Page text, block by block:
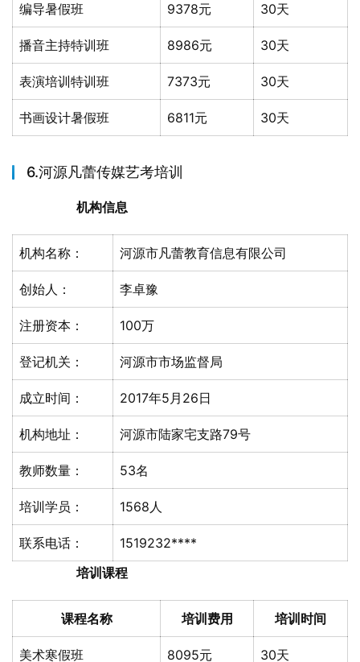
编导暑假班 9378元 30天
播音主持特训班 8986元 30天
表演培训特训班 7373元 30天
书画设计暑假班 6811元 30天
6.河源凡蕾传媒艺考培训
机构信息
机构名称： 河源市凡蕾教育信息有限公司
创始人： 李卓豫
注册资本： 100万
登记机关： 河源市市场监督局
成立时间： 2017年5月26日
机构地址： 河源市陆家宅支路79号
教师数量： 53名
培训学员： 1568人
联系电话：
1519232****
培训课程
课程名称 培训费用 培训时间
美术寒假班 8095元 30天